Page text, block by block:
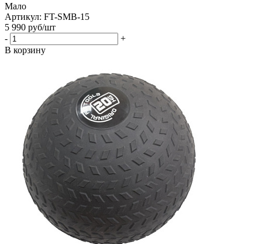
Мало
Артикул: FT-SMB-15
5 990 руб/шт
-
+
В корзину